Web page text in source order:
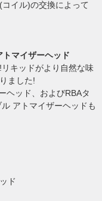
イル)の交換によって
マイザーヘッド
キッドがより自然な味
ました!
ヘッド、およびRBAタ
アトマイザーヘッドも
ド